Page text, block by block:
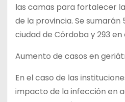
las camas para fortalecer
de la provincia. Se sumarán
ciudad de Córdoba y 293 en
Aumento de casos en
En el caso de las
impacto de la infección en